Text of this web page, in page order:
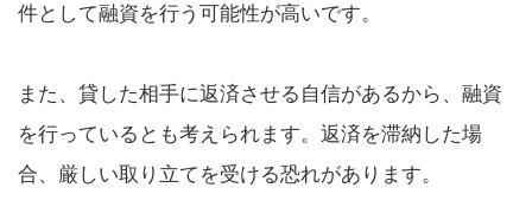
件として融資を行う可能性が高いです。
また、貸した相手に返済させる自信があるから、融資
を行っているとも考えられます。返済を滞納した場
合、厳しい取り立てを受ける恐れがあります。